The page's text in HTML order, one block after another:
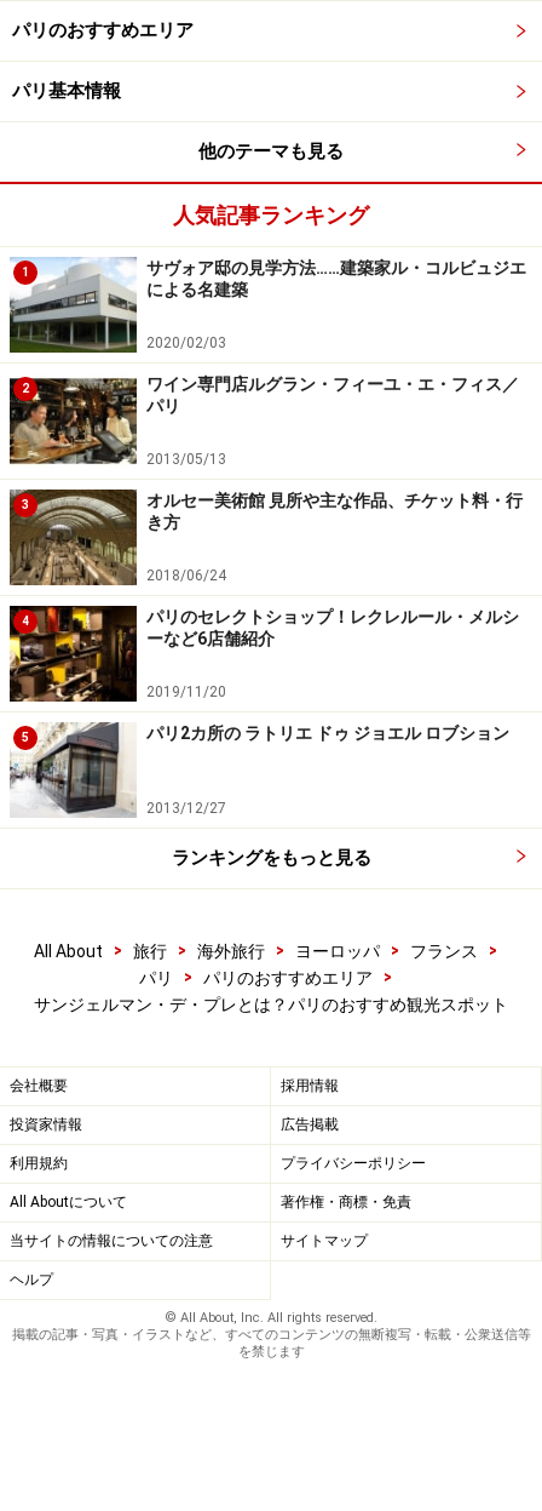
パリのおすすめエリア
パリ基本情報
他のテーマも見る
人気記事ランキング
1
サヴォア邸の見学方法……建築家ル・コルビュジエ
による名建築
2020/02/03
2
ワイン専門店ルグラン・フィーユ・エ・フィス／
パリ
2013/05/13
3
オルセー美術館 見所や主な作品、チケット料・行
き方
2018/06/24
4
パリのセレクトショップ！レクレルール・メルシ
ーなど6店舗紹介
2019/11/20
5 パリ2カ所の ラトリエ ドゥ ジョエル ロブション
2013/12/27
ランキングをもっと見る
All About > 旅行 > 海外旅行 > ヨーロッパ > フランス
>
パリ
> パリのおすすめエリア
>
サンジェルマン・デ・プレとは？パリのおすすめ観光スポット
会社概要 採用情報
投資家情報 広告掲載
利用規約 プライバシーポリシー
All Aboutについて 著作権・商標・免責
当サイトの情報についての注意 サイトマップ
ヘルプ
© All About, Inc. All rights reserved.
掲載の記事・写真・イラストなど、すべてのコンテンツの無断複写・転載・公衆送信等
を禁じます